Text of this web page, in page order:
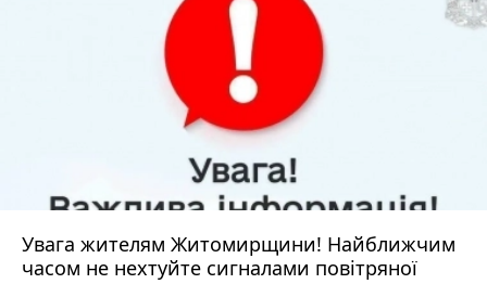
Увага жителям Житомирщини! Найближчим
часом не нехтуйте сигналами повітряної